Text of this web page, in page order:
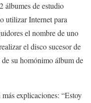
álbumes de estudio
utilizar Internet para
el nombre de uno
el disco sucesor de
su homónimo álbum de
explicaciones: “Estoy